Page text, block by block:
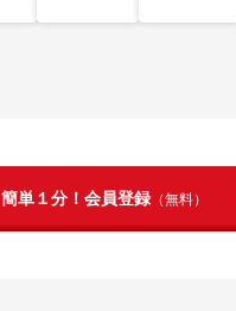
簡単１分！会員登録 （無料）